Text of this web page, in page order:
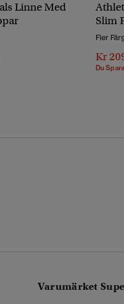
Linne Med
Från
Slim
Fler
Kr
Du
Varumärket